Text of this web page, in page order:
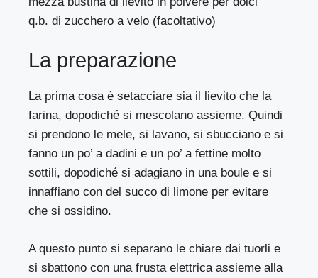
q.b. di zucchero a velo (facoltativo)
La preparazione
La prima cosa è setacciare sia il lievito che la
farina, dopodiché si mescolano assieme. Quindi
si prendono le mele, si lavano, si sbucciano e si
fanno un po’ a dadini e un po’ a fettine molto
sottili, dopodiché si adagiano in una boule e si
innaffiano con del succo di limone per evitare
che si ossidino.
A questo punto si separano le chiare dai tuorli e
si sbattono con una frusta elettrica assieme alla